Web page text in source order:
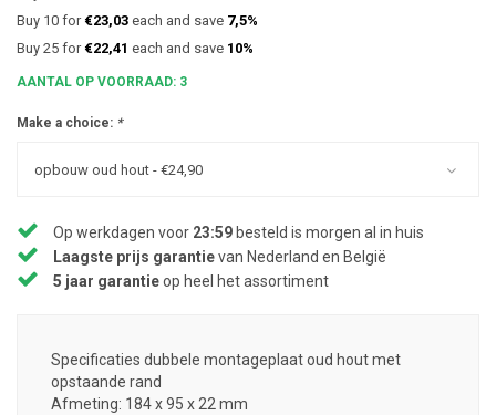
Buy 10 for €23,03 each and save 7,5%
Buy 25 for €22,41 each and save 10%
AANTAL OP VOORRAAD: 3
Make a choice: *
opbouw oud hout - €24,90
Op werkdagen voor 23:59 besteld is morgen al in huis
Laagste prijs garantievan Nederland en België
5 jaar garantieop heel het assortiment
Specificaties dubbele montageplaat oud hout met
opstaande rand
Afmeting: 184 x 95 x 22 mm